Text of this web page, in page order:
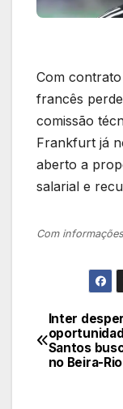
Com
francês
comissão
Frankfurt já
aberto a
salarial e
Com
de
Inter
Santos
no Beira-Rio